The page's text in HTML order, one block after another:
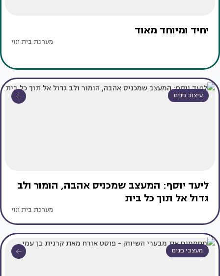
יחיד ומיוחד מאוד
מערכת בית ונוי
עיצוב פנים
ליעד יוסף: המעצב שמכניס אהבה, הומור ולב
גדול אל תוך כל בית
מערכת בית ונוי
מעצבי פנים